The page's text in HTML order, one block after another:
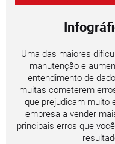
Uma das maiores
manutenção e
entendimento de
muitas cometerem
que prejudicam muito
empresa a vender
principais erros que